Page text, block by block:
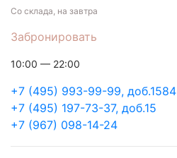
Забронировать
Со склада, на завтра
+7 (495) 993-99-99, доб.1584
+7 (495) 197-73-37, доб.15
+7 (967) 098-14-24
10:00 — 22:00